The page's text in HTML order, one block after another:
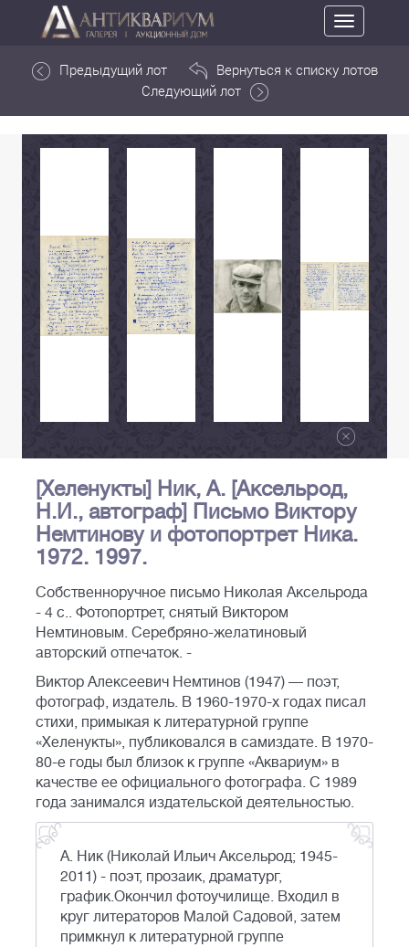
Toggle
navigation
Предыдущий лот
Вернуться к списку лотов
Следующий лот
[Хеленукты] Ник, А. [Аксельрод,
Н.И., автограф] Письмо Виктору
Немтинову и фотопортрет Ника.
1972. 1997.
Собственноручное письмо Николая Аксельрода
- 4 с.. Фотопортрет, снятый Виктором
Немтиновым. Серебряно-желатиновый
авторский отпечаток. -
Виктор Алексеевич Немтинов (1947) — поэт,
фотограф, издатель. В 1960-1970-х годах писал
стихи, примыкая к литературной группе
«Хеленукты», публиковался в самиздате. В 1970-
80-е годы был близок к группе «Аквариум» в
качестве ее официального фотографа. С 1989
года занимался издательской деятельностью.
А. Ник (Николай Ильич Аксельрод; 1945-
2011) - поэт, прозаик, драматург,
график.Окончил фотоучилище. Входил в
круг литераторов Малой Садовой, затем
примкнул к литературной группе